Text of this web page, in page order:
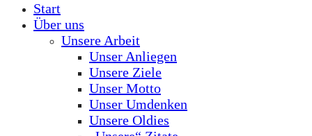
Start
Über uns
Unsere Arbeit
Unser Anliegen
Unsere Ziele
Unser Motto
Unser Umdenken
Unsere Oldies